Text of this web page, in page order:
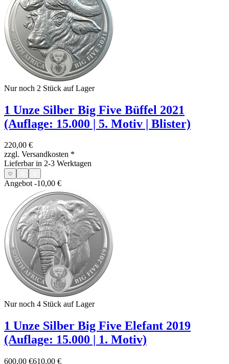
Nur noch 2 Stück auf Lager
1 Unze Silber Big Five Büffel 2021
(Auflage: 15.000 | 5. Motiv | Blister)
220,00 €
zzgl. Versandkosten *
Lieferbar in 2-3 Werktagen
Angebot-10,00 €
Nur noch 4 Stück auf Lager
1 Unze Silber Big Five Elefant 2019
(Auflage: 15.000 | 1. Motiv)
600,00 €610,00 €